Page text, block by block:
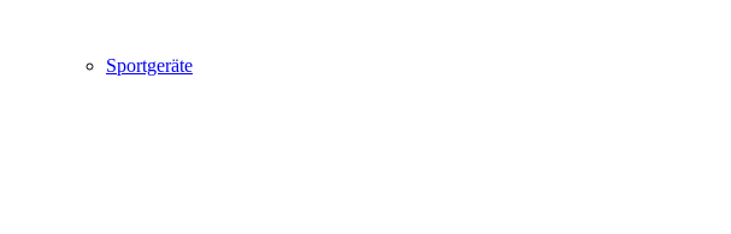
Sportgeräte